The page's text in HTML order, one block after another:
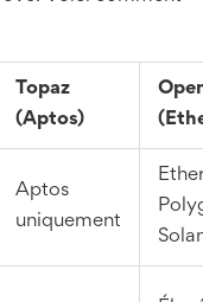
Topaz
(Aptos)
Aptos
uniquement